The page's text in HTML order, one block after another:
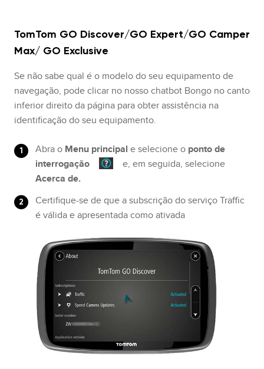
TomTom GO Discover/GO Expert/GO Camper
Max/ GO Exclusive
Se não sabe qual é o modelo do seu equipamento de
navegação, pode clicar no nosso chatbot Bongo no canto
inferior direito da página para obter assistência na
identificação do seu equipamento.
Abra o Menu principal e selecione o ponto de
interrogação
e, em seguida, selecione
Acerca de.
Certifique-se de que a subscrição do serviço Traffic
é válida e apresentada como ativada